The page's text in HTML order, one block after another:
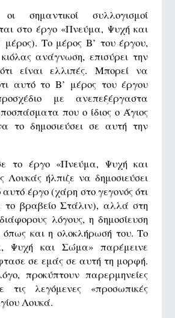
σημαντικοί συλλογισμοί
στο έργο «Πνεύμα, Ψυχή και
Το μέρος Β’ του έργου,
ανάγνωση, επισύρει την
είναι ελλιπές. Μπορεί να
αυτό το Β’ μέρος του έργου
με ανεπεξέργαστα
που ο ίδιος ο Άγιος
το δημοσιεύσει σε αυτή την
το έργο «Πνεύμα, Ψυχή και
ήλπιζε να δημοσιεύσει
αυτό έργο (χάρη στο γεγονός ότι
το βραβείο Στάλιν), αλλά στη
λόγους, η δημοσίευση
και η ολοκλήρωσή του. Το
Ψυχή και Σώμα» παρέμεινε
σε εμάς σε αυτή τη μορφή.
προκύπτουν παρερμηνείες
τις λεγόμενες «προσωπικές
Λουκά.